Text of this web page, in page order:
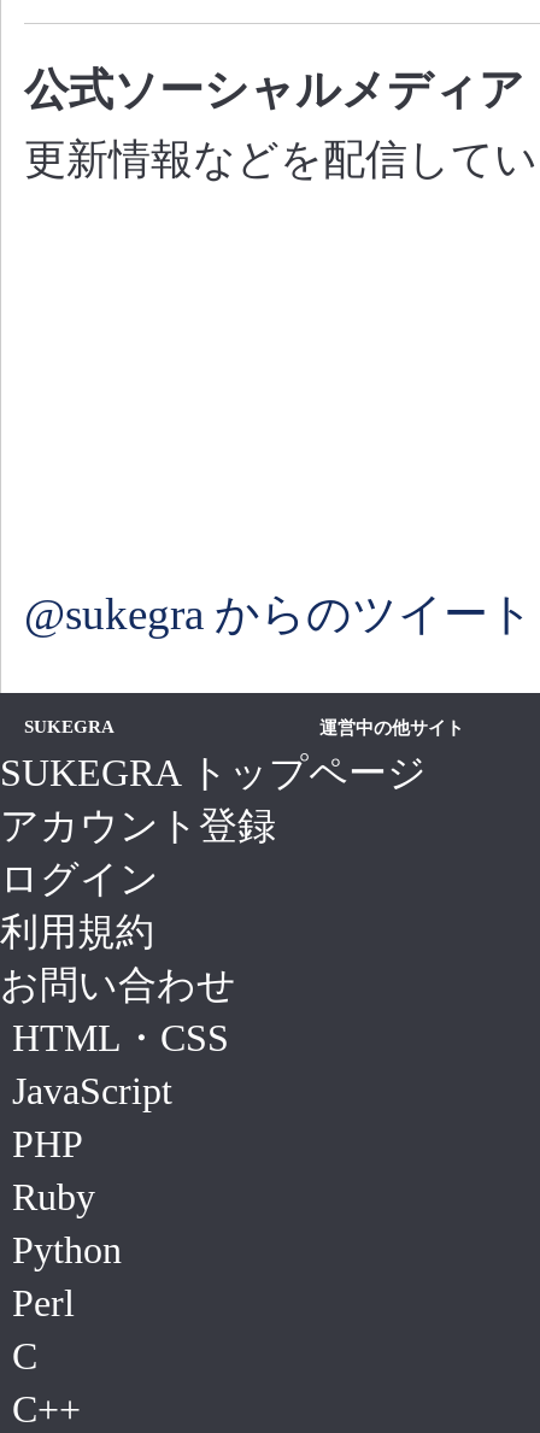
公式ソーシャルメディア
更新情報などを配信して
@sukegra からのツイート
SUKEGRA 運営中の他サイト
SUKEGRA トップページ
アカウント登録
ログイン
利用規約
お問い合わせ
HTML・CSS
JavaScript
PHP
Ruby
Python
Perl
C
C++